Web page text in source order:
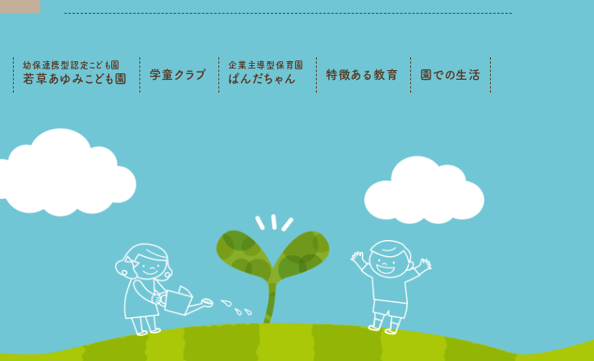
幼保連携型認定こども園
若草あゆみこども園 学童クラブ
企業主導型保育園
ぱんだちゃん 特徴ある教育 園での生活